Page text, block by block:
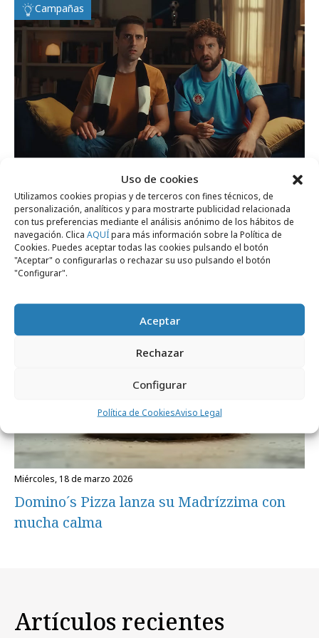
Uso de cookies
Utilizamos cookies propias y de terceros con fines técnicos, de
personalización, analíticos y para mostrarte publicidad relacionada
con tus preferencias mediante el análisis anónimo de los hábitos de
navegación. Clica AQUÍpara más información sobre la Política de
Cookies. Puedes aceptar todas las cookies pulsando el botón
"Aceptar" o configurarlas o rechazar su uso pulsando el botón
"Configurar".
Aceptar
Rechazar
Configurar
Política de CookiesAviso Legal
Campañas
lunes, 15 de junio 2026
“Cuando se abre una Domino´s empieza el
fútbol”
miércoles, 18 de marzo 2026
Domino´s Pizza lanza su Madrízzima con
mucha calma
Artículos recientes